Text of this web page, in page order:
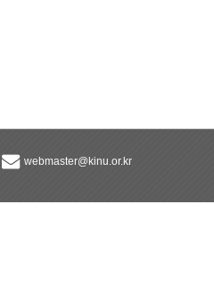
webmaster@kinu.or.kr